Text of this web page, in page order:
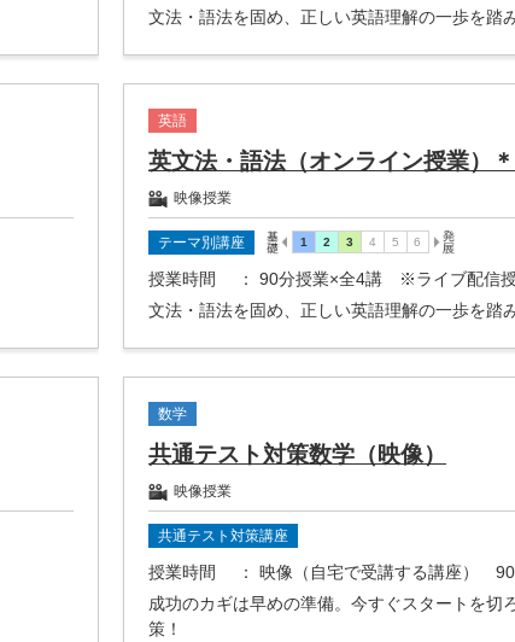
文法・語法を固め、正しい英語理解の一歩を踏
英語
英文法・語法（オンライン授業）
映像授業
テーマ別講座
授業時間
： 90分授業×全4講 ※ライブ配信
文法・語法を固め、正しい英語理解の一歩を踏
数学
共通テスト対策数学（映像）
映像授業
共通テスト対策講座
授業時間
： 映像（自宅で受講する講座）
成功のカギは早めの準備。今すぐスタートを切
策！